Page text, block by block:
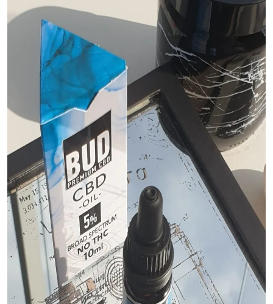
Finance
Real Estate
General
Top 10
How To
Support Number